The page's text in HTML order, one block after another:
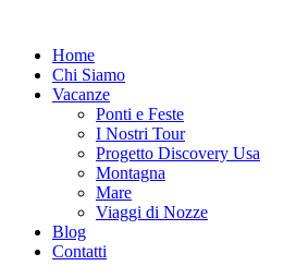
contenutoHome
Chi Siamo
Vacanze
Ponti e Feste
I Nostri Tour
Progetto Discovery Usa
Montagna
Mare
Viaggi di Nozze
Blog
Contatti